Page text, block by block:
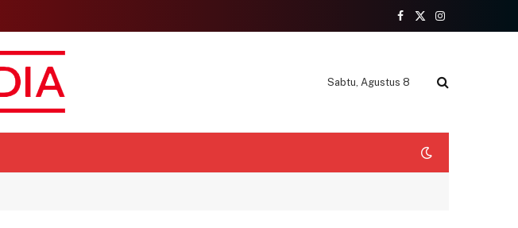
Facebook
X
Instagram
Sabtu, Agustus 8